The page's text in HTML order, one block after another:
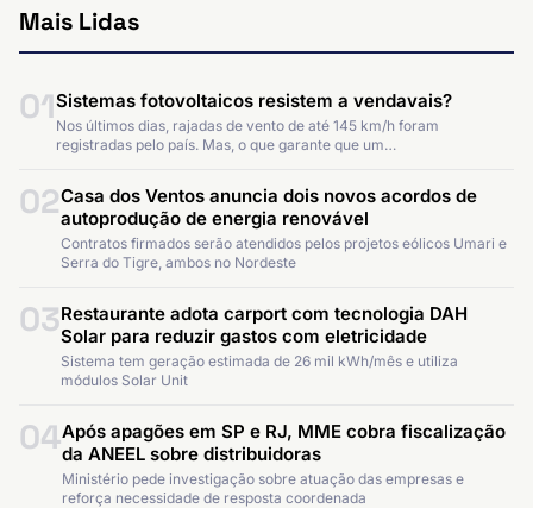
Mais Lidas
01Sistemas fotovoltaicos resistem a vendavais?
Nos últimos dias, rajadas de vento de até 145 km/h foram
registradas pelo país. Mas, o que garante que um…
02Casa dos Ventos anuncia dois novos acordos de
autoprodução de energia renovável
Contratos firmados serão atendidos pelos projetos eólicos Umari e
Serra do Tigre, ambos no Nordeste
03Restaurante adota carport com tecnologia DAH
Solar para reduzir gastos com eletricidade
Sistema tem geração estimada de 26 mil kWh/mês e utiliza
módulos Solar Unit
04Após apagões em SP e RJ, MME cobra fiscalização
da ANEEL sobre distribuidoras
Ministério pede investigação sobre atuação das empresas e
reforça necessidade de resposta coordenada